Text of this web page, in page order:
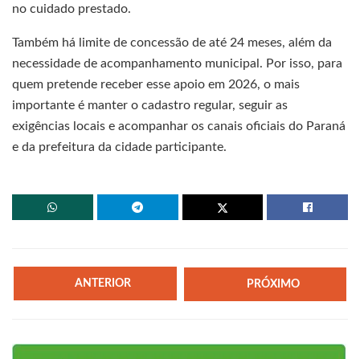
no cuidado prestado.
Também há limite de concessão de até 24 meses, além da
necessidade de acompanhamento municipal. Por isso, para
quem pretende receber esse apoio em 2026, o mais
importante é manter o cadastro regular, seguir as
exigências locais e acompanhar os canais oficiais do Paraná
e da prefeitura da cidade participante.
ANTERIOR PRÓXIMO